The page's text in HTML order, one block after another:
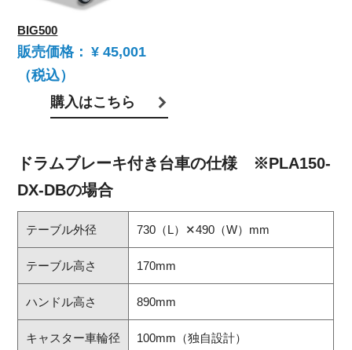
BIG500
販売価格： ¥ 45,001
（税込）
購入はこちら
ドラムブレーキ付き台車の仕様 ※PLA150-
DX-DBの場合
テーブル外径 730（L）✕490（W）mm
テーブル高さ 170mm
ハンドル高さ 890mm
キャスター車輪径 100mm（独自設計）